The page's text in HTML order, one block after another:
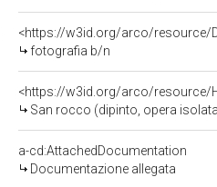
<https://w3id.org/arco/resource/
fotografia b/n
<https://w3id.org/arco/resource/
San rocco (dipinto, opera
a-cd:AttachedDocumentation
Documentazione allegata